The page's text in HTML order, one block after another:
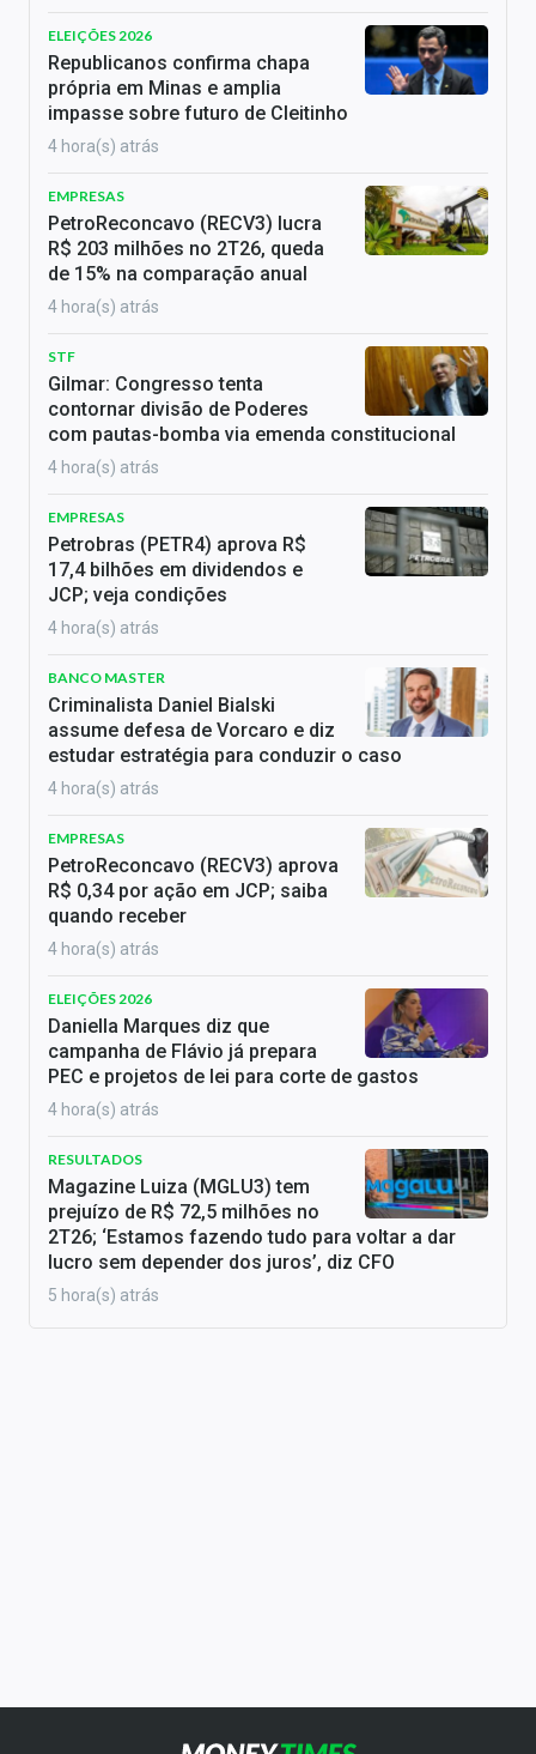
ELEIÇÕES 2026
Republicanos confirma chapa
própria em Minas e amplia
impasse sobre futuro de Cleitinho
4 hora(s) atrás
EMPRESAS
PetroReconcavo (RECV3) lucra
R$ 203 milhões no 2T26, queda
de 15% na comparação anual
4 hora(s) atrás
STF
Gilmar: Congresso tenta
contornar divisão de Poderes
com pautas-bomba via emenda constitucional
4 hora(s) atrás
EMPRESAS
Petrobras (PETR4) aprova R$
17,4 bilhões em dividendos e
JCP; veja condições
4 hora(s) atrás
BANCO MASTER
Criminalista Daniel Bialski
assume defesa de Vorcaro e diz
estudar estratégia para conduzir o caso
4 hora(s) atrás
EMPRESAS
PetroReconcavo (RECV3) aprova
R$ 0,34 por ação em JCP; saiba
quando receber
4 hora(s) atrás
ELEIÇÕES 2026
Daniella Marques diz que
campanha de Flávio já prepara
PEC e projetos de lei para corte de gastos
4 hora(s) atrás
RESULTADOS
Magazine Luiza (MGLU3) tem
prejuízo de R$ 72,5 milhões no
2T26; ‘Estamos fazendo tudo para voltar a dar
lucro sem depender dos juros’, diz CFO
5 hora(s) atrás